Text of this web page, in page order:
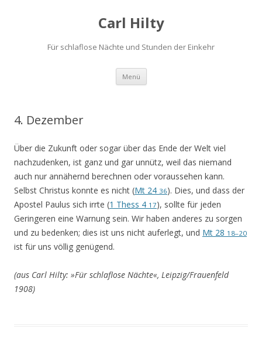
Carl Hilty
Für schlaflose Nächte und Stunden der Einkehr
Menü Springe
Inhalt
4. Dezember
Über die Zukunft oder sogar über das Ende der Welt viel
nachzudenken, ist ganz und gar unnütz, weil das niemand
auch nur annähernd berechnen oder voraussehen kann.
Selbst Christus konnte es nicht (Mt 24 36). Dies, und dass der
Apostel Paulus sich irrte (1 Thess 4 17), sollte für jeden
Geringeren eine Warnung sein. Wir haben anderes zu sorgen
und zu bedenken; dies ist uns nicht auferlegt, und Mt 28 18–20
ist für uns völlig genügend.
(aus Carl Hilty: »Für schlaflose Nächte«, Leipzig/Frauenfeld
1908)